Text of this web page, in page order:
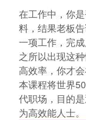
在工作中，你
料，结果老板
一项工作，完
之所以出现这
高效率，你才会
本课程将世界
代职场，目的
为高效能人士。